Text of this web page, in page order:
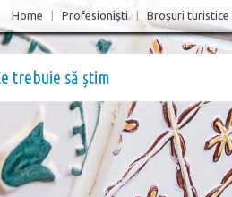
Home Profesionişti Broşuri turistice
trebuie să știm